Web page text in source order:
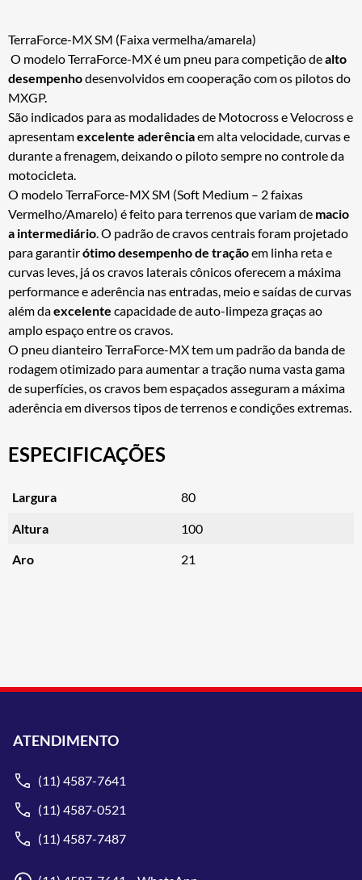
TerraForce-MX SM (Faixa vermelha/amarela)
O modelo TerraForce-MX é um pneu para competição dealto
desempenhodesenvolvidos em cooperação com os pilotos do
MXGP.
São indicados para as modalidades de Motocross e Velocross e
apresentamexcelente aderênciaem alta velocidade, curvas e
durante a frenagem, deixando o piloto sempre no controle da
motocicleta.
O modelo TerraForce-MX SM (Soft Medium – 2 faixas
Vermelho/Amarelo) é feito para terrenos que variam de macio
a intermediário. O padrão de cravos centrais foram projetado
para garantirótimo desempenho de traçãoem linha reta e
curvas leves, já os cravos laterais cônicos oferecem a máxima
performance e aderência nas entradas, meio e saídas de curvas
além daexcelente capacidade de auto-limpeza graças ao
amplo espaço entre os cravos.
O pneu dianteiro TerraForce-MX tem um padrão da banda de
rodagem otimizado para aumentar a tração numa vasta gama
de superfícies, os cravos bem espaçados asseguram a máxima
aderência em diversos tipos de terrenos e condições extremas.
ESPECIFICAÇÕES
Largura 80
Altura 100
Aro 21
ATENDIMENTO
(11) 4587-7641
(11) 4587-0521
(11) 4587-7487